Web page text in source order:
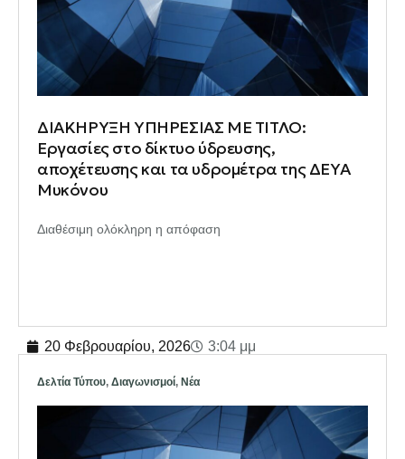
ΔΙΑΚΗΡΥΞΗ ΥΠΗΡΕΣΙΑΣ ΜΕ ΤΙΤΛΟ:
Εργασίες στο δίκτυο ύδρευσης,
αποχέτευσης και τα υδρομέτρα της ΔΕΥΑ
Μυκόνου
Διαθέσιμη ολόκληρη η απόφαση
20 Φεβρουαρίου, 2026 3:04 μμ
Δελτία Τύπου, Διαγωνισμοί, Νέα